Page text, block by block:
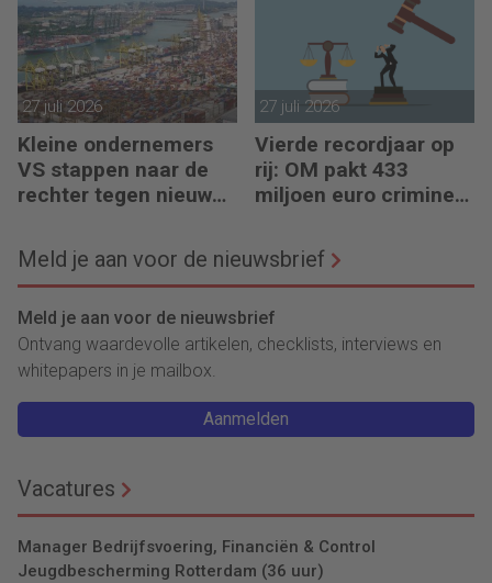
27 juli 2026
Kleine ondernemers
VS stappen naar de
rechter tegen nieuwe
27 juli 2026
Vierde recordjaar op
rij: OM pakt 433
miljoen euro crimineel
Meld je aan voor de nieuwsbrief
Meld je aan voor de nieuwsbrief
Ontvang waardevolle artikelen, checklists, interviews en
whitepapers in je mailbox.
Aanmelden
Vacatures
Manager Bedrijfsvoering, Financiën & Control
Jeugdbescherming Rotterdam (36 uur)